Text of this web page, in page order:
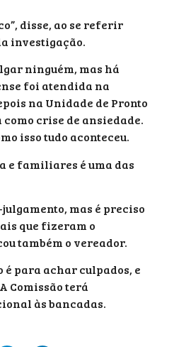
disse, ao se referir
investigação.
ninguém, mas há
foi atendida na
na Unidade de Pronto
crise de ansiedade.
isso tudo aconteceu.
e familiares é uma das
mas é preciso
que fizeram o
também o vereador.
é para achar culpados, e
Comissão terá
às bancadas.